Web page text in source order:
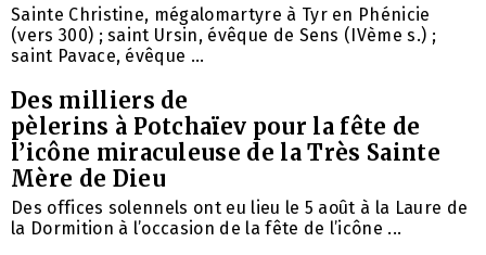
Sainte Christine, mégalomartyre à Tyr en Phénicie
(vers 300) ; saint Ursin, évêque de Sens (IVème s.) ;
saint Pavace, évêque ...
Des milliers de
pèlerins à Potchaïev pour la fête de
l’icône miraculeuse de la Très Sainte
Mère de Dieu
Des offices solennels ont eu lieu le 5 août à la Laure de
la Dormition à l’occasion de la fête de l’icône ...